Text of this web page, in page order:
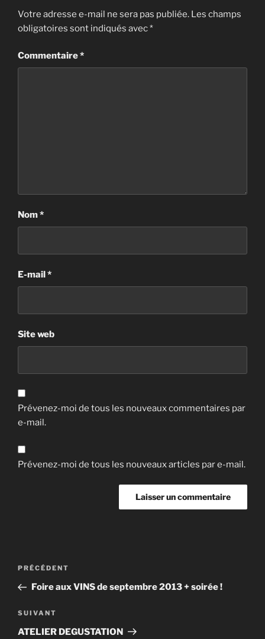
Votre adresse e-mail ne sera pas publiée. Les champs
obligatoires sont indiqués avec*
Commentaire*
Nom*
E-mail*
Site web
Prévenez-moi de tous les nouveaux commentaires par
e-mail.
Prévenez-moi de tous les nouveaux articles par e-mail.
Navigation
l’article
Article
précédent
PRÉCÉDENT
Foire aux VINS de septembre 2013 + soirée !
Article
suivant
SUIVANT
ATELIER DEGUSTATION